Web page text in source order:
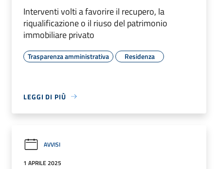
Interventi volti a favorire il recupero, la
riqualificazione o il riuso del patrimonio
immobiliare privato
Trasparenza amministrativa Residenza
LEGGI DI PIÙ
AVVISI
1 APRILE 2025